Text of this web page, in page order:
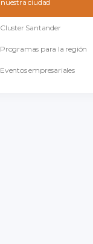
nuestra ciudad
Cluster Santander
Programas para la región
Eventos empresariales